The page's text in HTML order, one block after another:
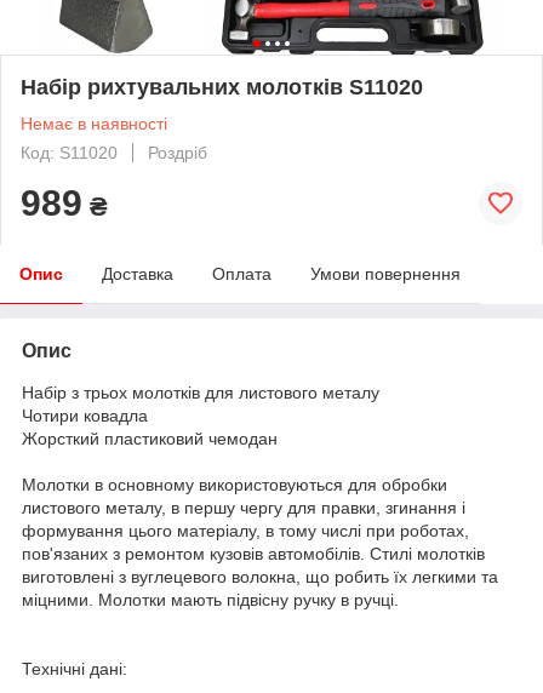
Набір рихтувальних молотків S11020
Немає в наявності
Код: S11020
Роздріб
989 ₴
Опис Доставка Оплата Умови повернення
Опис
Набір з трьох молотків для листового металу
Чотири ковадла
Жорсткий пластиковий чемодан
Молотки в основному використовуються для обробки
листового металу, в першу чергу для правки, згинання і
формування цього матеріалу, в тому числі при роботах,
пов'язаних з ремонтом кузовів автомобілів. Стилі молотків
виготовлені з вуглецевого волокна, що робить їх легкими та
міцними. Молотки мають підвісну ручку в ручці.
Технічні дані: